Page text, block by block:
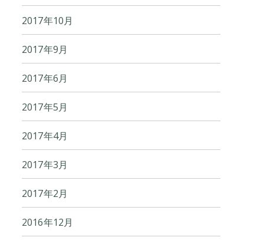
2017年10月
2017年9月
2017年6月
2017年5月
2017年4月
2017年3月
2017年2月
2016年12月